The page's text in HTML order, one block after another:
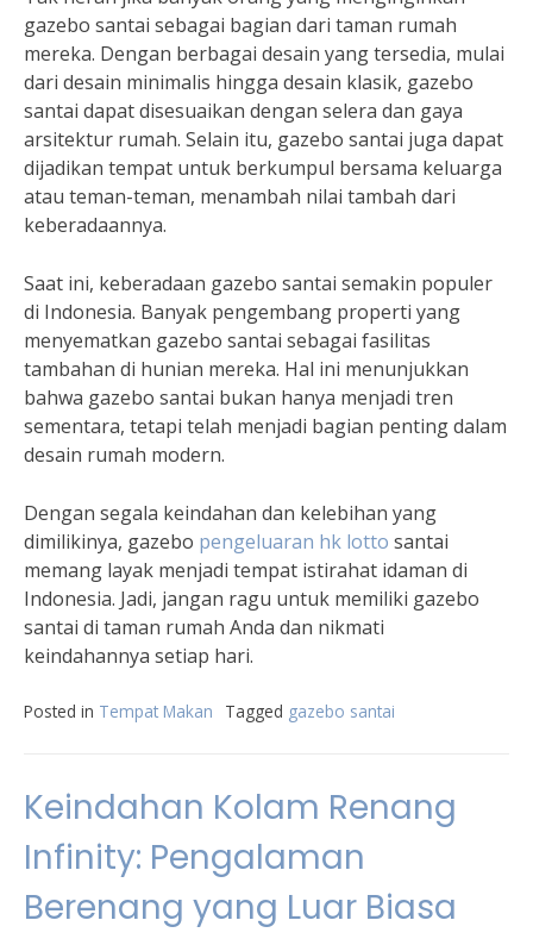
gazebo santai sebagai bagian dari taman rumah
mereka. Dengan berbagai desain yang tersedia, mulai
dari desain minimalis hingga desain klasik, gazebo
santai dapat disesuaikan dengan selera dan gaya
arsitektur rumah. Selain itu, gazebo santai juga dapat
dijadikan tempat untuk berkumpul bersama keluarga
atau teman-teman, menambah nilai tambah dari
keberadaannya.
Saat ini, keberadaan gazebo santai semakin populer
di Indonesia. Banyak pengembang properti yang
menyematkan gazebo santai sebagai fasilitas
tambahan di hunian mereka. Hal ini menunjukkan
bahwa gazebo santai bukan hanya menjadi tren
sementara, tetapi telah menjadi bagian penting dalam
desain rumah modern.
Dengan segala keindahan dan kelebihan yang
dimilikinya, gazebo pengeluaran hk lotto santai
memang layak menjadi tempat istirahat idaman di
Indonesia. Jadi, jangan ragu untuk memiliki gazebo
santai di taman rumah Anda dan nikmati
keindahannya setiap hari.
Posted in Tempat Makan Tagged gazebo santai
Keindahan Kolam Renang
Infinity: Pengalaman
Berenang yang Luar Biasa